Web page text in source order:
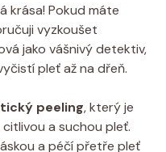
krása! Pokud máte
vyzkoušet
jako vášnivý detektiv,
pleť až na dřeň.
peeling, který je
a suchou pleť.
a péčí přetře pleť